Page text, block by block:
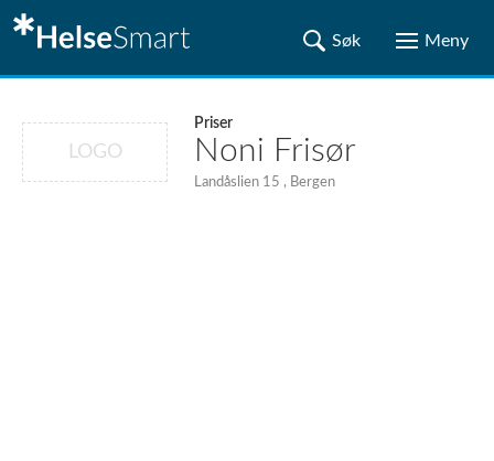
LOGO
Priser
Noni Frisør
Landåslien 15 , Bergen